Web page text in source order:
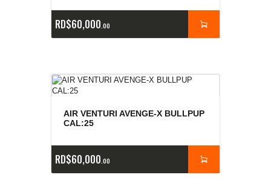
RD$60,000 00
AIR VENTURI AVENGE-X BULLPUP
CAL:25
RD$60,000 00